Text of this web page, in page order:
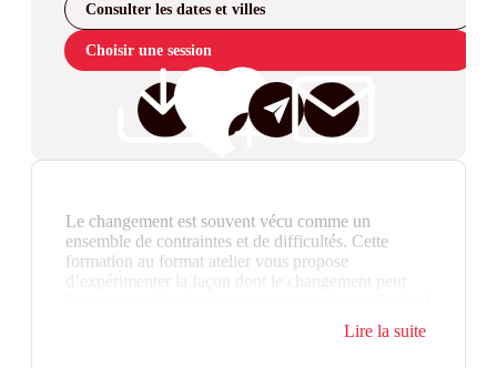
Consulter les dates et villes
Choisir une session
Le changement est souvent vécu comme un
ensemble de contraintes et de difficultés. Cette
formation au format atelier vous propose
d’expérimenter la façon dont le changement peut
et collectif. Pour, à votre tour, diffuser la dynamique
du changement dans votre équipe et vos projets.
Lire la suite